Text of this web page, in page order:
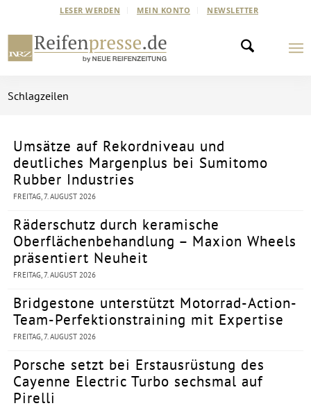
LESER WERDEN MEIN KONTO NEWSLETTER
Schlagzeilen
Umsätze auf Rekordniveau und
deutliches Margenplus bei Sumitomo
Rubber Industries
FREITAG, 7. AUGUST 2026
Räderschutz durch keramische
Oberflächenbehandlung – Maxion Wheels
präsentiert Neuheit
FREITAG, 7. AUGUST 2026
Bridgestone unterstützt Motorrad-Action-
Team-Perfektionstraining mit Expertise
FREITAG, 7. AUGUST 2026
Porsche setzt bei Erstausrüstung des
Cayenne Electric Turbo sechsmal auf
Pirelli